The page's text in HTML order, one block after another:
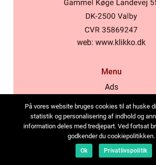
web: www.klikko.dk
Menu
Ads
Cookies
Contact
Sitemap
På vores website bruges cookies til at huske
statistik og personalisering af indhold og
information deles med tredjepart. Ved fortsat
godkender du cookiepolitikken.
Ok Privatlivspolitik